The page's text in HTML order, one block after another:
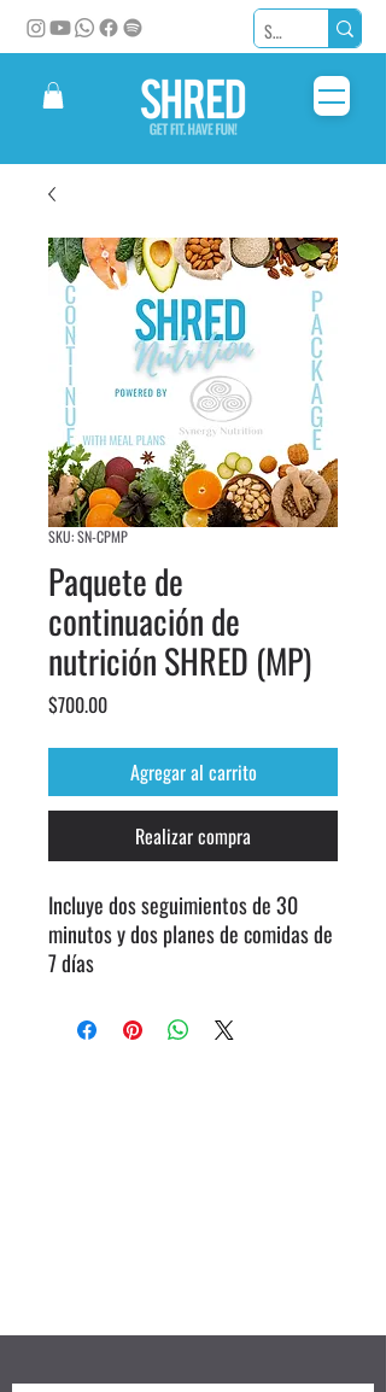
SKU: SN-CPMP
Paquete de
continuación de
nutrición SHRED (MP)
$700.00Precio
Agregar al carrito
Realizar compra
Incluye dos seguimientos de 30
minutos y dos planes de comidas de
7 días